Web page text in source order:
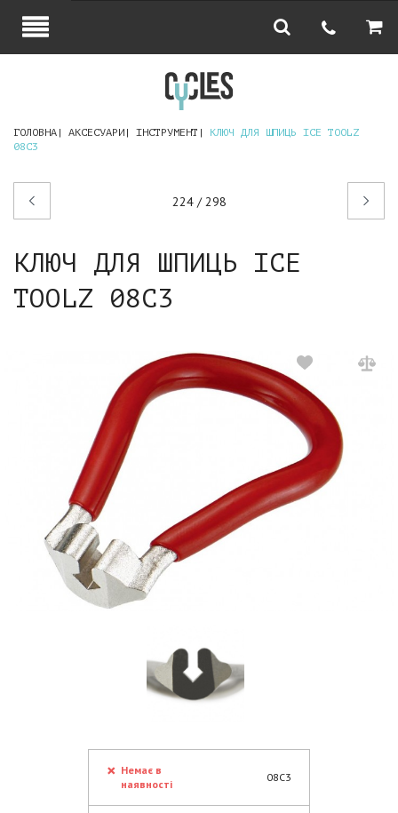
ГОЛОВНА АКСЕСУАРИ ІНСТРУМЕНТ
КЛЮЧ ДЛЯ ШПИЦЬ ICE TOOLZ
08C3
224 / 298
Наступний
КЛЮЧ ДЛЯ ШПИЦЬ ICE
TOOLZ 08C3
Немає в
наявності
08C3